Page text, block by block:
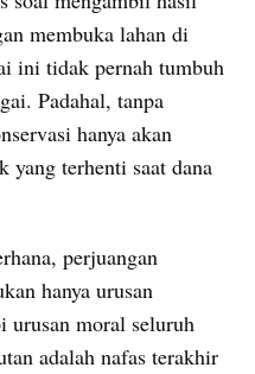
membuka lahan di
ini tidak pernah tumbuh
Padahal, tanpa
hanya akan
yang terhenti saat dana
perjuangan
hanya urusan
urusan moral seluruh
adalah nafas terakhir